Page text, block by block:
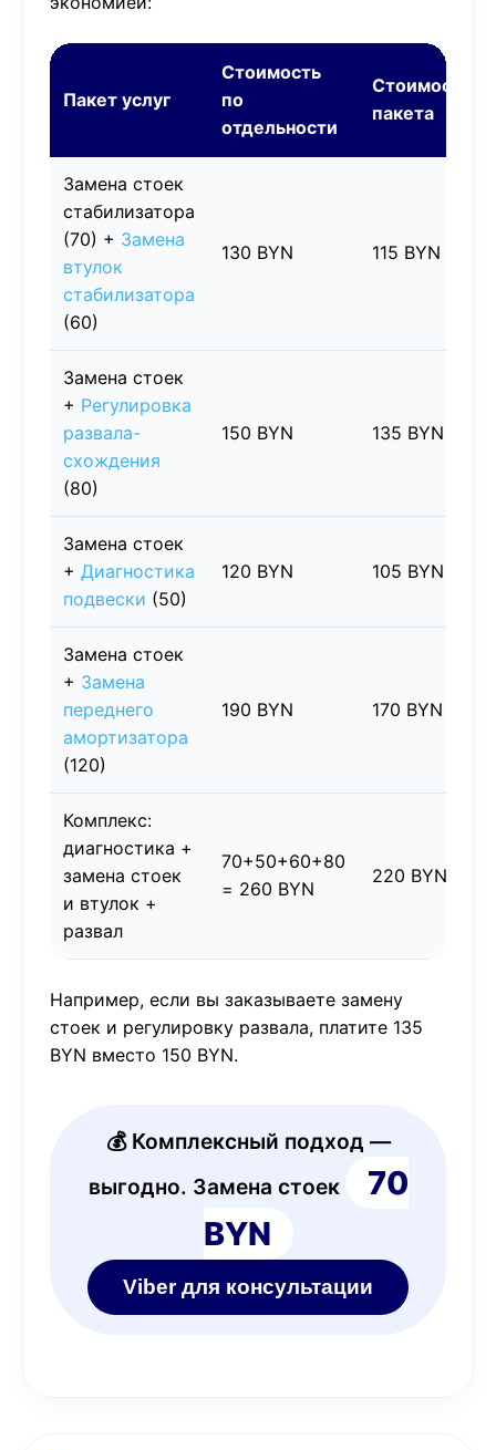
Пакет услуг
Стоимость
по
отдельности
Стоимость
пакета
Замена стоек
стабилизатора
(70) + Замена
втулок
стабилизатора
(60)
130 BYN 115 BYN
Замена стоек
+ Регулировка
развала-
схождения
(80)
150 BYN 135 BYN
Замена стоек
+ Диагностика
подвески (50)
120 BYN 105 BYN
Замена стоек
+ Замена
переднего
амортизатора
(120)
190 BYN 170 BYN
Комплекс:
диагностика +
замена стоек
и втулок +
развал
70+50+60+80
= 260 BYN
220 BYN
Например, если вы заказываете замену
стоек и регулировку развала, платите 135
BYN вместо 150 BYN.
💰 Комплексный подход —
выгодно. Замена стоек
70
BYN
Viber для консультации